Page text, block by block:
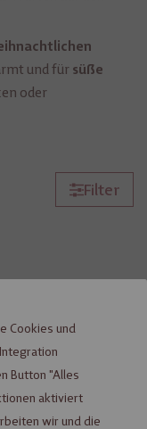
und für süße
oder
Filter
Cookies und
Button "Alles
aktiviert
wir und die